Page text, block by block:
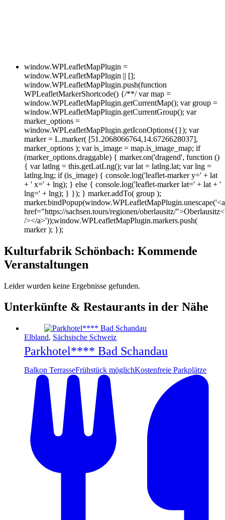
window.WPLeafletMapPlugin =
window.WPLeafletMapPlugin || [];
window.WPLeafletMapPlugin.push(function
WPLeafletMarkerShortcode() {/**/ var map =
window.WPLeafletMapPlugin.getCurrentMap(); var group =
window.WPLeafletMapPlugin.getCurrentGroup(); var
marker_options =
window.WPLeafletMapPlugin.getIconOptions({}); var
marker = L.marker( [51.2068066764,14.6726628037],
marker_options ); var is_image = map.is_image_map; if
(marker_options.draggable) { marker.on('dragend', function ()
{ var latlng = this.getLatLng(); var lat = latlng.lat; var lng =
latlng.lng; if (is_image) { console.log('leaflet-marker y=' + lat
+ ' x=' + lng); } else { console.log('leaflet-marker lat=' + lat + '
lng=' + lng); } }); } marker.addTo( group );
marker.bindPopup(window.WPLeafletMapPlugin.unescape('<a
href="https://sachsen.tours/regionen/oberlausitz/
/></a>'));window.WPLeafletMapPlugin.markers.push(
marker ); });
Kulturfabrik Schönbach: Kommende
Veranstaltungen
Leider wurden keine Ergebnisse gefunden.
Unterkünfte & Restaurants in der Nähe
Elbland, Sächsische Schweiz
Parkhotel**** Bad Schandau
Balkon TerrasseFrühstück möglichKostenfreie Parkplätze